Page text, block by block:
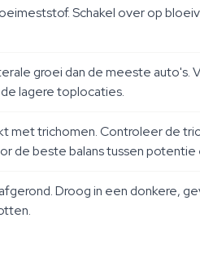
Schakel over op
groei dan de meeste auto's.
lagere toplocaties.
met trichomen. Controleer de
de beste balans tussen potentie
Droog in een donkere,